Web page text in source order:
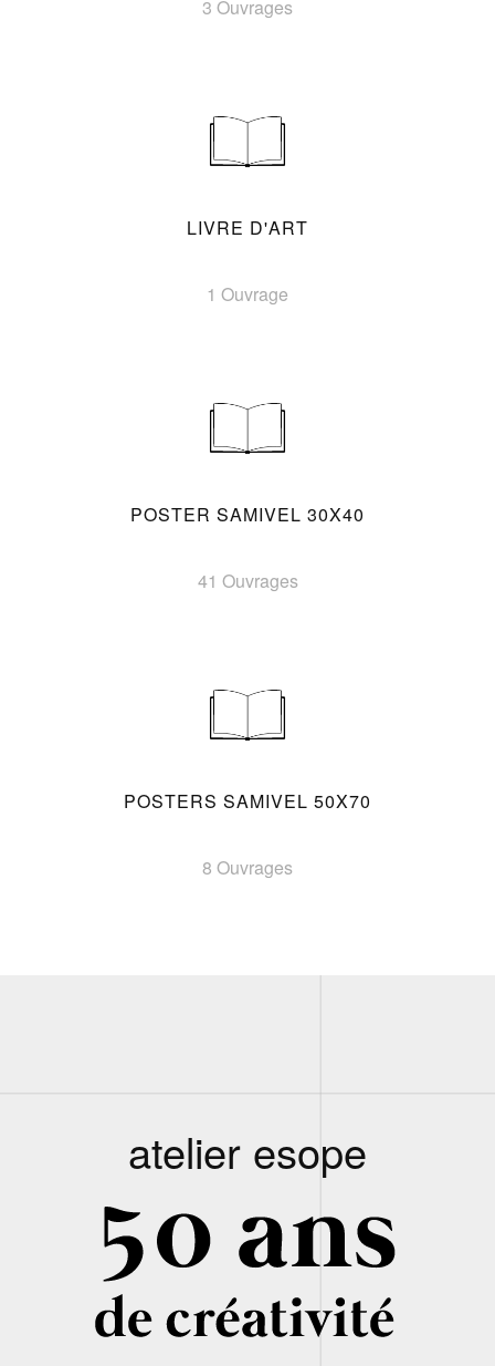
3 Ouvrages
LIVRE D'ART
1 Ouvrage
POSTER SAMIVEL 30X40
41 Ouvrages
POSTERS SAMIVEL 50X70
8 Ouvrages
atelier esope